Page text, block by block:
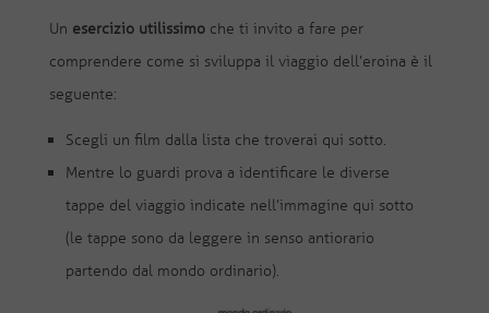
Un esercizio utilissimo che ti invito a fare per
comprendere come si sviluppa il viaggio dell’eroina è il
seguente:
Scegli un film dalla lista che troverai qui sotto.
Mentre lo guardi prova a identificare le diverse
tappe del viaggio indicate nell’immagine qui sotto
(le tappe sono da leggere in senso antiorario
partendo dal mondo ordinario).